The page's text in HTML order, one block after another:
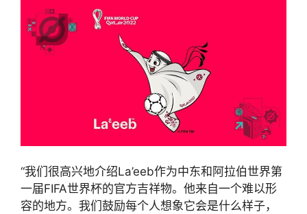
“我们很高兴地介绍La’eeb作为中东和阿拉伯世界第
一届FIFA世界杯的官方吉祥物。他来自一个难以形
容的地方。我们鼓励每个人想象它会是什么样子，